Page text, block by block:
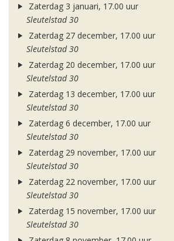
Zaterdag 3 januari, 17.00 uur
Sleutelstad 30
Zaterdag 27 december, 17.00 uur
Sleutelstad 30
Zaterdag 20 december, 17.00 uur
Sleutelstad 30
Zaterdag 13 december, 17.00 uur
Sleutelstad 30
Zaterdag 6 december, 17.00 uur
Sleutelstad 30
Zaterdag 29 november, 17.00 uur
Sleutelstad 30
Zaterdag 22 november, 17.00 uur
Sleutelstad 30
Zaterdag 15 november, 17.00 uur
Sleutelstad 30